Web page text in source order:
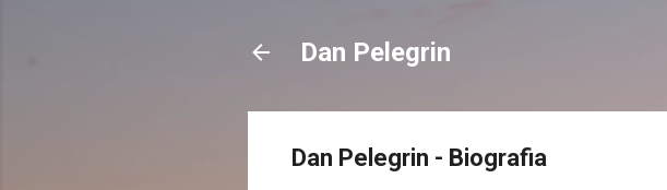
Dan Pelegrin
Dan Pelegrin - Biografia